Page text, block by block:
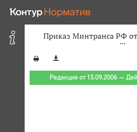
Приказ Минтранса РФ
Редакция от 13.09.2006 —